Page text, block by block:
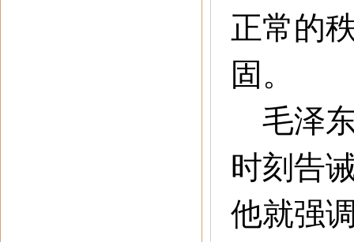
正常的
固。
毛泽东
时刻告
他就强